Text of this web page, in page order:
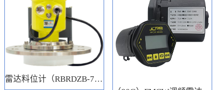
雷达料位计（RBRDZB-71-6-C）